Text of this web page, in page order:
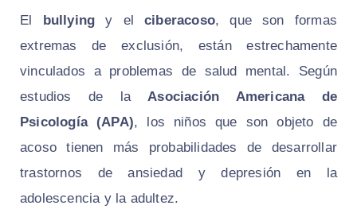
El bullying y elciberacoso, que son formas
extremas de exclusión, están estrechamente
vinculados a problemas de salud mental. Según
estudios de laAsociación Americana de
Psicología (APA), los niños que son objeto de
acoso tienen más probabilidades de desarrollar
trastornos de ansiedad y depresión en la
adolescencia y la adultez.